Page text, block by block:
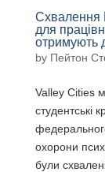
Схвалення
для
отримують
by Пейтон
Valley Cities
студентські
охорони
були